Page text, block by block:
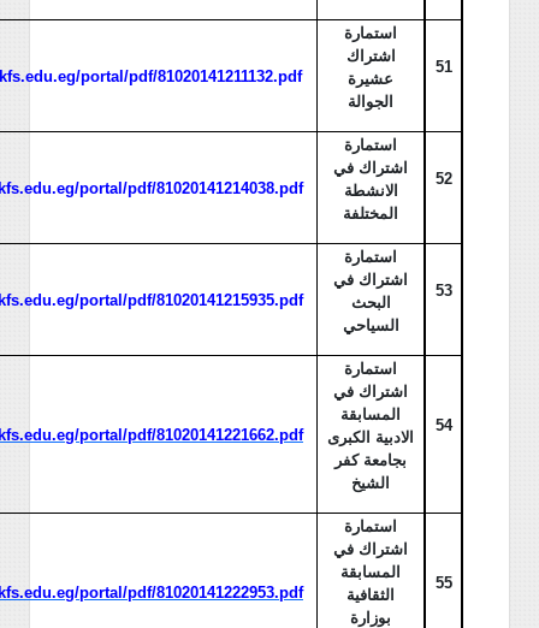
51
استمارة
اشتراك
عشيرة
الجوالة
portal/pdf/81020141211132.pdf
52
استمارة
اشتراك في
الانشطة
المختلفة
portal/pdf/81020141214038.pdf
53
استمارة
اشتراك في
البحث
السياحي
portal/pdf/81020141215935.pdf
54
استمارة
اشتراك في
المسابقة
الادبية الكبرى
بجامعة كفر
الشيخ
portal/pdf/81020141221662.pdf
55
استمارة
اشتراك في
المسابقة
الثقافية
بوزارة
portal/pdf/81020141222953.pdf